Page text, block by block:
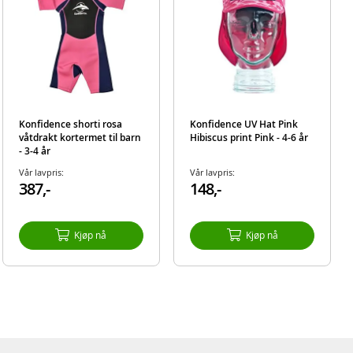
som
Konfidence shorti rosa
våtdrakt kortermet til barn
- 3-4 år
Vår lavpris:
387,-
Kjøp nå
Konfidence UV Hat Pink
Hibiscus print Pink - 4-6 år
Vår lavpris:
148,-
Kjøp nå